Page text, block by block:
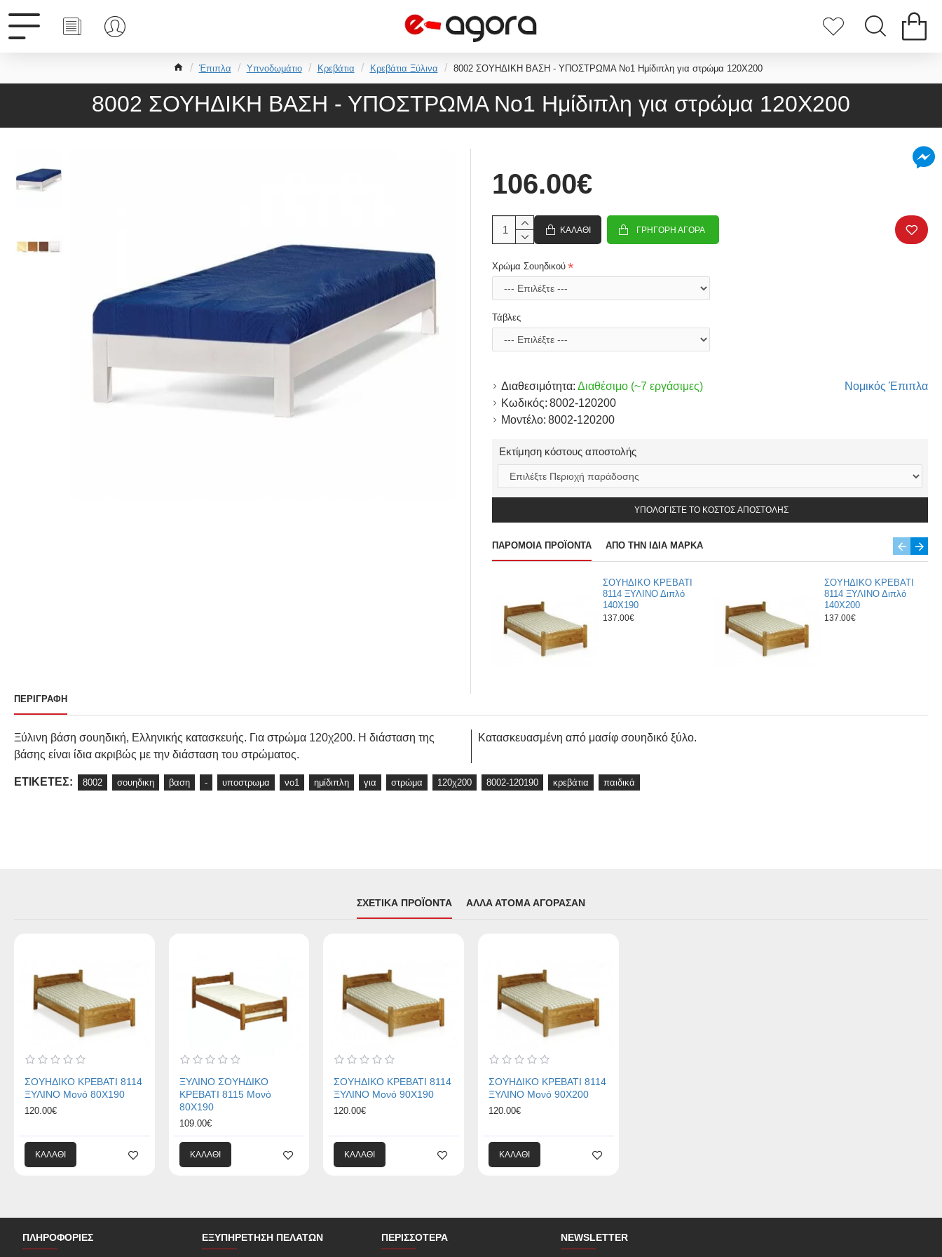
Έπιπλα Υπνοδωμάτιο Κρεβάτια Κρεβάτια Ξύλινα 8002 ΣΟΥΗΔΙΚΗ ΒΑΣΗ - ΥΠΟΣΤΡΩΜΑ Νο1 Ημίδιπλη για στρώμα 120Χ200
8002 ΣΟΥΗΔΙΚΗ ΒΑΣΗ - ΥΠΟΣΤΡΩΜΑ Νο1 Ημίδιπλη για στρώμα 120Χ200
Διαθεσιμότητα: Διαθέσιμο (~7 εργάσιμες)
Κωδικός: 8002-120200
Μοντέλο: 8002-120200
Νομικός Έπιπλα
106.00€
Χρώμα Σουηδικού
Τάβλες
ΚΑΛΆΘΙ ΓΡΉΓΟΡΗ ΑΓΟΡΆ
Εκτίμηση κόστους αποστολής
ΥΠΟΛΟΓΊΣΤΕ ΤΟ ΚΌΣΤΟΣ ΑΠΟΣΤΟΛΉΣ
ΠΑΡΌΜΟΙΑ ΠΡΟΪΌΝΤΑ ΑΠΌ ΤΗΝ ΊΔΙΑ ΜΆΡΚΑ
ΣΟΥΗΔΙΚΟ ΚΡΕΒΑΤΙ
8114 ΞΥΛΙΝΟ Διπλό
140Χ190
137.00€
ΣΟΥΗΔΙΚΟ ΚΡΕΒΑΤΙ
8114 ΞΥΛΙΝΟ Διπλό
140Χ200
137.00€
ΠΕΡΙΓΡΑΦΉ
Ξύλινη βάση σουηδική, Ελληνικής κατασκευής. Για στρώμα 120χ200. Η διάσταση της
βάσης είναι ίδια ακριβώς με την διάσταση του στρώματος.
Κατασκευασμένη από μασίφ σουηδικό ξύλο.
ΕΤΙΚΈΤΕΣ: 8002 σουηδικη βαση - υποστρωμα νο1 ημίδιπλη για στρώμα 120χ200 8002-120190 κρεβάτια παιδικά
ΣΧΕΤΙΚΆ ΠΡΟΪΌΝΤΑ ΆΛΛΑ ΆΤΟΜΑ ΑΓΌΡΑΣΑΝ
ΣΟΥΗΔΙΚΟ ΚΡΕΒΑΤΙ 8114
ΞΥΛΙΝΟ Μονό 80Χ190
120.00€
ΚΑΛΆΘΙ
ΞΥΛΙΝΟ ΣΟΥΗΔΙΚΟ
ΚΡΕΒΑΤΙ 8115 Μονό
80Χ190
109.00€
ΚΑΛΆΘΙ
ΣΟΥΗΔΙΚΟ ΚΡΕΒΑΤΙ 8114
ΞΥΛΙΝΟ Μονό 90Χ190
120.00€
ΚΑΛΆΘΙ
ΣΟΥΗΔΙΚΟ ΚΡΕΒΑΤΙ 8114
ΞΥΛΙΝΟ Μονό 90Χ200
120.00€
ΚΑΛΆΘΙ
ΠΛΗΡΟΦΟΡΊΕΣ ΕΞΥΠΗΡΈΤΗΣΗ ΠΕΛΑΤΏΝ ΠΕΡΙΣΣΌΤΕΡΑ NEWSLETTER